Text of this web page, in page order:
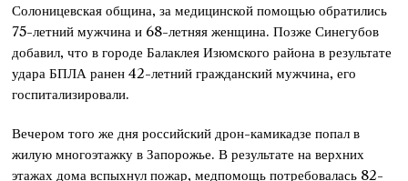
Солоницевская община, за медицинской помощью обратились
75-летний мужчина и 68-летняя женщина. Позже Синегубов
добавил, что в городе Балаклея Изюмского района в результате
удара БПЛА ранен 42-летний гражданский мужчина, его
госпитализировали.
Вечером того же дня российский дрон-камикадзе попал в
жилую многоэтажку в Запорожье. В результате на верхних
этажах дома вспыхнул пожар, медпомощь потребовалась 82-